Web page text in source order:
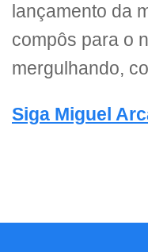
lançamento da
compôs para o
mergulhando,
Siga Miguel